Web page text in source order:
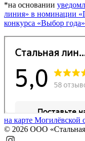
*на основании
линия» в номинации
конкурса «Выбор
на карте
© 2026 ООО